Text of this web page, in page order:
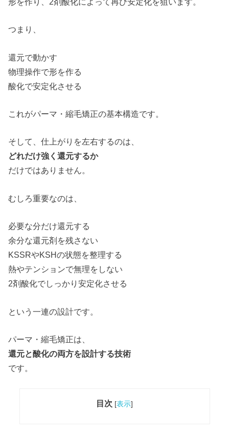
つまり、
還元で動かす
物理操作で形を作る
酸化で安定化させる
これがパーマ・縮毛矯正の基本構造です。
そして、仕上がりを左右するのは、
どれだけ強く還元するか
だけではありません。
むしろ重要なのは、
必要な分だけ還元する
余分な還元剤を残さない
KSSRやKSHの状態を整理する
熱やテンションで無理をしない
2剤酸化でしっかり安定化させる
という一連の設計です。
パーマ・縮毛矯正は、
還元と酸化の両方を設計する技術
です。
目次 [表示]